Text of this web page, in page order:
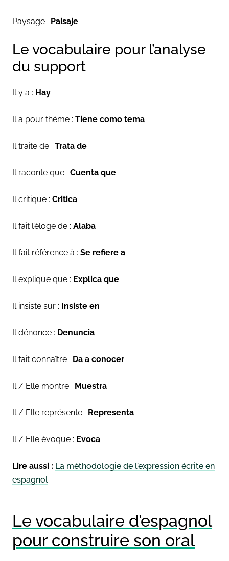
Paysage : Paisaje
Le vocabulaire pour l’analyse
du support
Il y a : Hay
Il a pour thème : Tiene como tema
Il traite de : Trata de
Il raconte que : Cuenta que
Il critique : Critica
Il fait l’éloge de : Alaba
Il fait référence à : Se refiere a
Il explique que : Explica que
Il insiste sur : Insiste en
Il dénonce : Denuncia
Il fait connaître : Da a conocer
Il / Elle montre : Muestra
Il / Elle représente : Representa
Il / Elle évoque : Evoca
Lire aussi : La méthodologie de l’expression écrite en
espagnol
Le vocabulaire d’espagnol
pour construire son oral